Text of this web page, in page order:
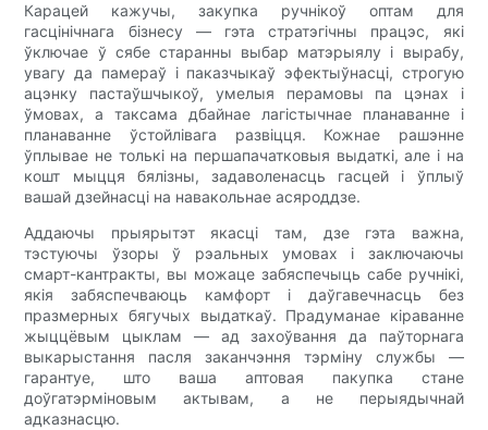
Карацей кажучы, закупка ручнікоў оптам для
гасцінічнага бізнесу — гэта стратэгічны працэс, які
ўключае ў сябе старанны выбар матэрыялу і вырабу,
увагу да памераў і паказчыкаў эфектыўнасці, строгую
ацэнку пастаўшчыкоў, умелыя перамовы па цэнах і
ўмовах, а таксама дбайнае лагістычнае планаванне і
планаванне ўстойлівага развіцця. Кожнае рашэнне
ўплывае не толькі на першапачатковыя выдаткі, але і на
кошт мыцця бялізны, задаволенасць гасцей і ўплыў
вашай дзейнасці на навакольнае асяроддзе.
Аддаючы прыярытэт якасці там, дзе гэта важна,
тэстуючы ўзоры ў рэальных умовах і заключаючы
смарт-кантракты, вы можаце забяспечыць сабе ручнікі,
якія забяспечваюць камфорт і даўгавечнасць без
празмерных бягучых выдаткаў. Прадуманае кіраванне
жыццёвым цыклам — ад захоўвання да паўторнага
выкарыстання пасля заканчэння тэрміну службы —
гарантуе, што ваша аптовая пакупка стане
доўгатэрміновым актывам, а не перыядычнай
адказнасцю.